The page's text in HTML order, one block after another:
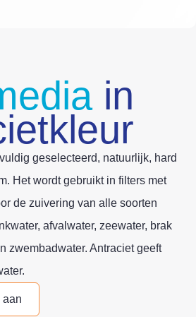
in
geselecteerd, natuurlijk, hard
Het wordt gebruikt in filters met
de zuivering van alle soorten
afvalwater, zeewater, brak
zwembadwater. Antraciet geeft
aan